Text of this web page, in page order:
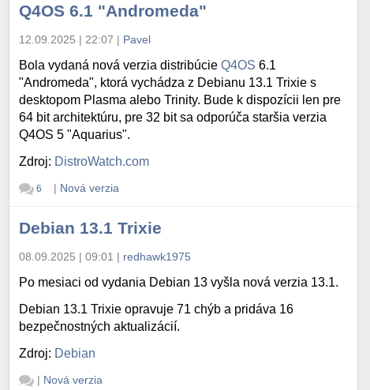
Q4OS 6.1 "Andromeda"
12.09.2025 | 22:07 | Pavel
Bola vydaná nová verzia distribúcieQ4OS 6.1
"Andromeda", ktorá vychádza z Debianu 13.1 Trixie s
desktopom Plasma alebo Trinity. Bude k dispozícii len pre
64 bit architektúru, pre 32 bit sa odporúča staršia verzia
Q4OS 5 "Aquarius".
Zdroj: DistroWatch.com
6 | Nová verzia
Debian 13.1 Trixie
08.09.2025 | 09:01 | redhawk1975
Po mesiaci od vydania Debian 13 vyšla nová verzia 13.1.
Debian 13.1 Trixie opravuje 71 chýb a pridáva 16
bezpečnostných aktualizácií.
Zdroj: Debian
| Nová verzia